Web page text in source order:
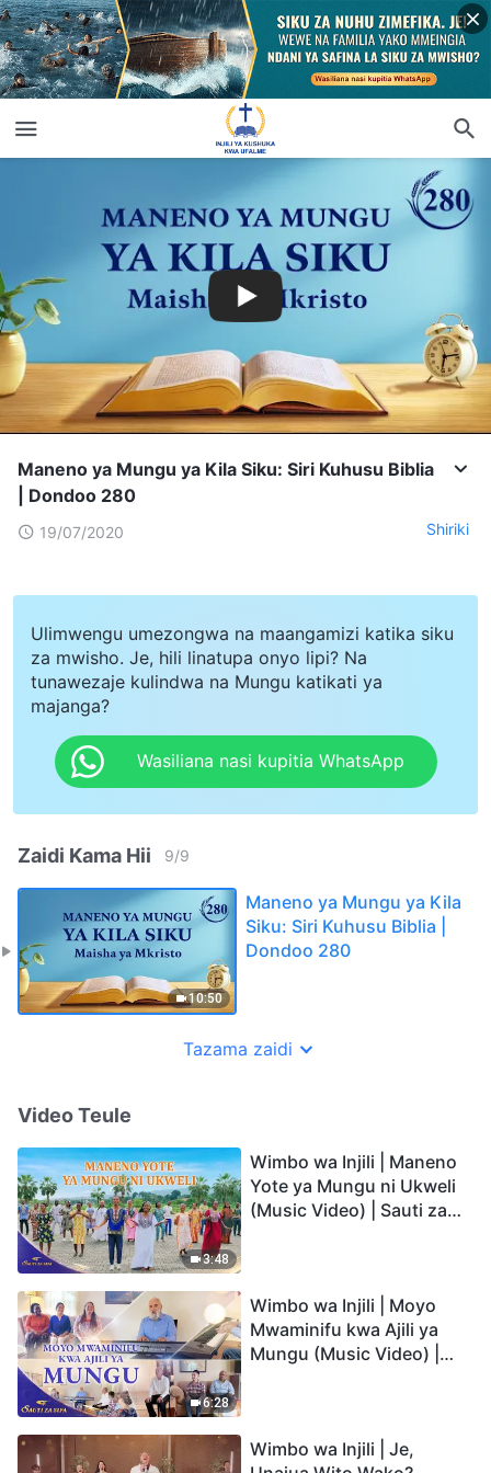
Maneno ya Mungu ya Kila Siku: Siri Kuhusu Biblia
| Dondoo 280
19/07/2020 Shiriki
Ulimwengu umezongwa na maangamizi katika siku
za mwisho. Je, hili linatupa onyo lipi? Na
tunawezaje kulindwa na Mungu katikati ya
majanga?
Wasiliana nasi kupitia WhatsApp
Zaidi Kama Hii 9/9
10:50
Maneno ya Mungu ya Kila
Siku: Siri Kuhusu Biblia |
Dondoo 280
Tazama zaidi
Video Teule
3:48
Wimbo wa Injili | Maneno
Yote ya Mungu ni Ukweli
(Music Video) | Sauti za
6:28
Wimbo wa Injili | Moyo
Mwaminifu kwa Ajili ya
Mungu (Music Video) |
Wimbo wa Injili | Je,